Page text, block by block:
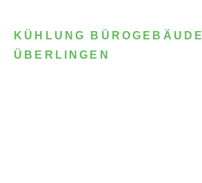
KÜHLUNG BÜROGEBÄUDE
ÜBERLINGEN